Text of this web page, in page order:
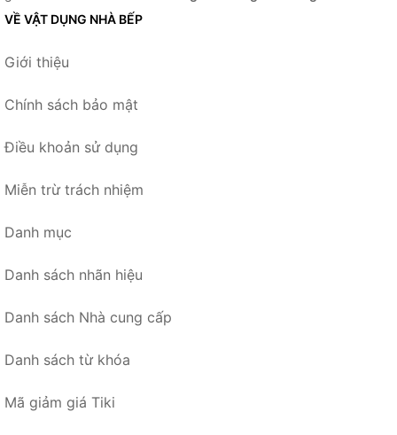
VỀ VẬT DỤNG NHÀ BẾP
Giới thiệu
Chính sách bảo mật
Điều khoản sử dụng
Miễn trừ trách nhiệm
Danh mục
Danh sách nhãn hiệu
Danh sách Nhà cung cấp
Danh sách từ khóa
Mã giảm giá Tiki